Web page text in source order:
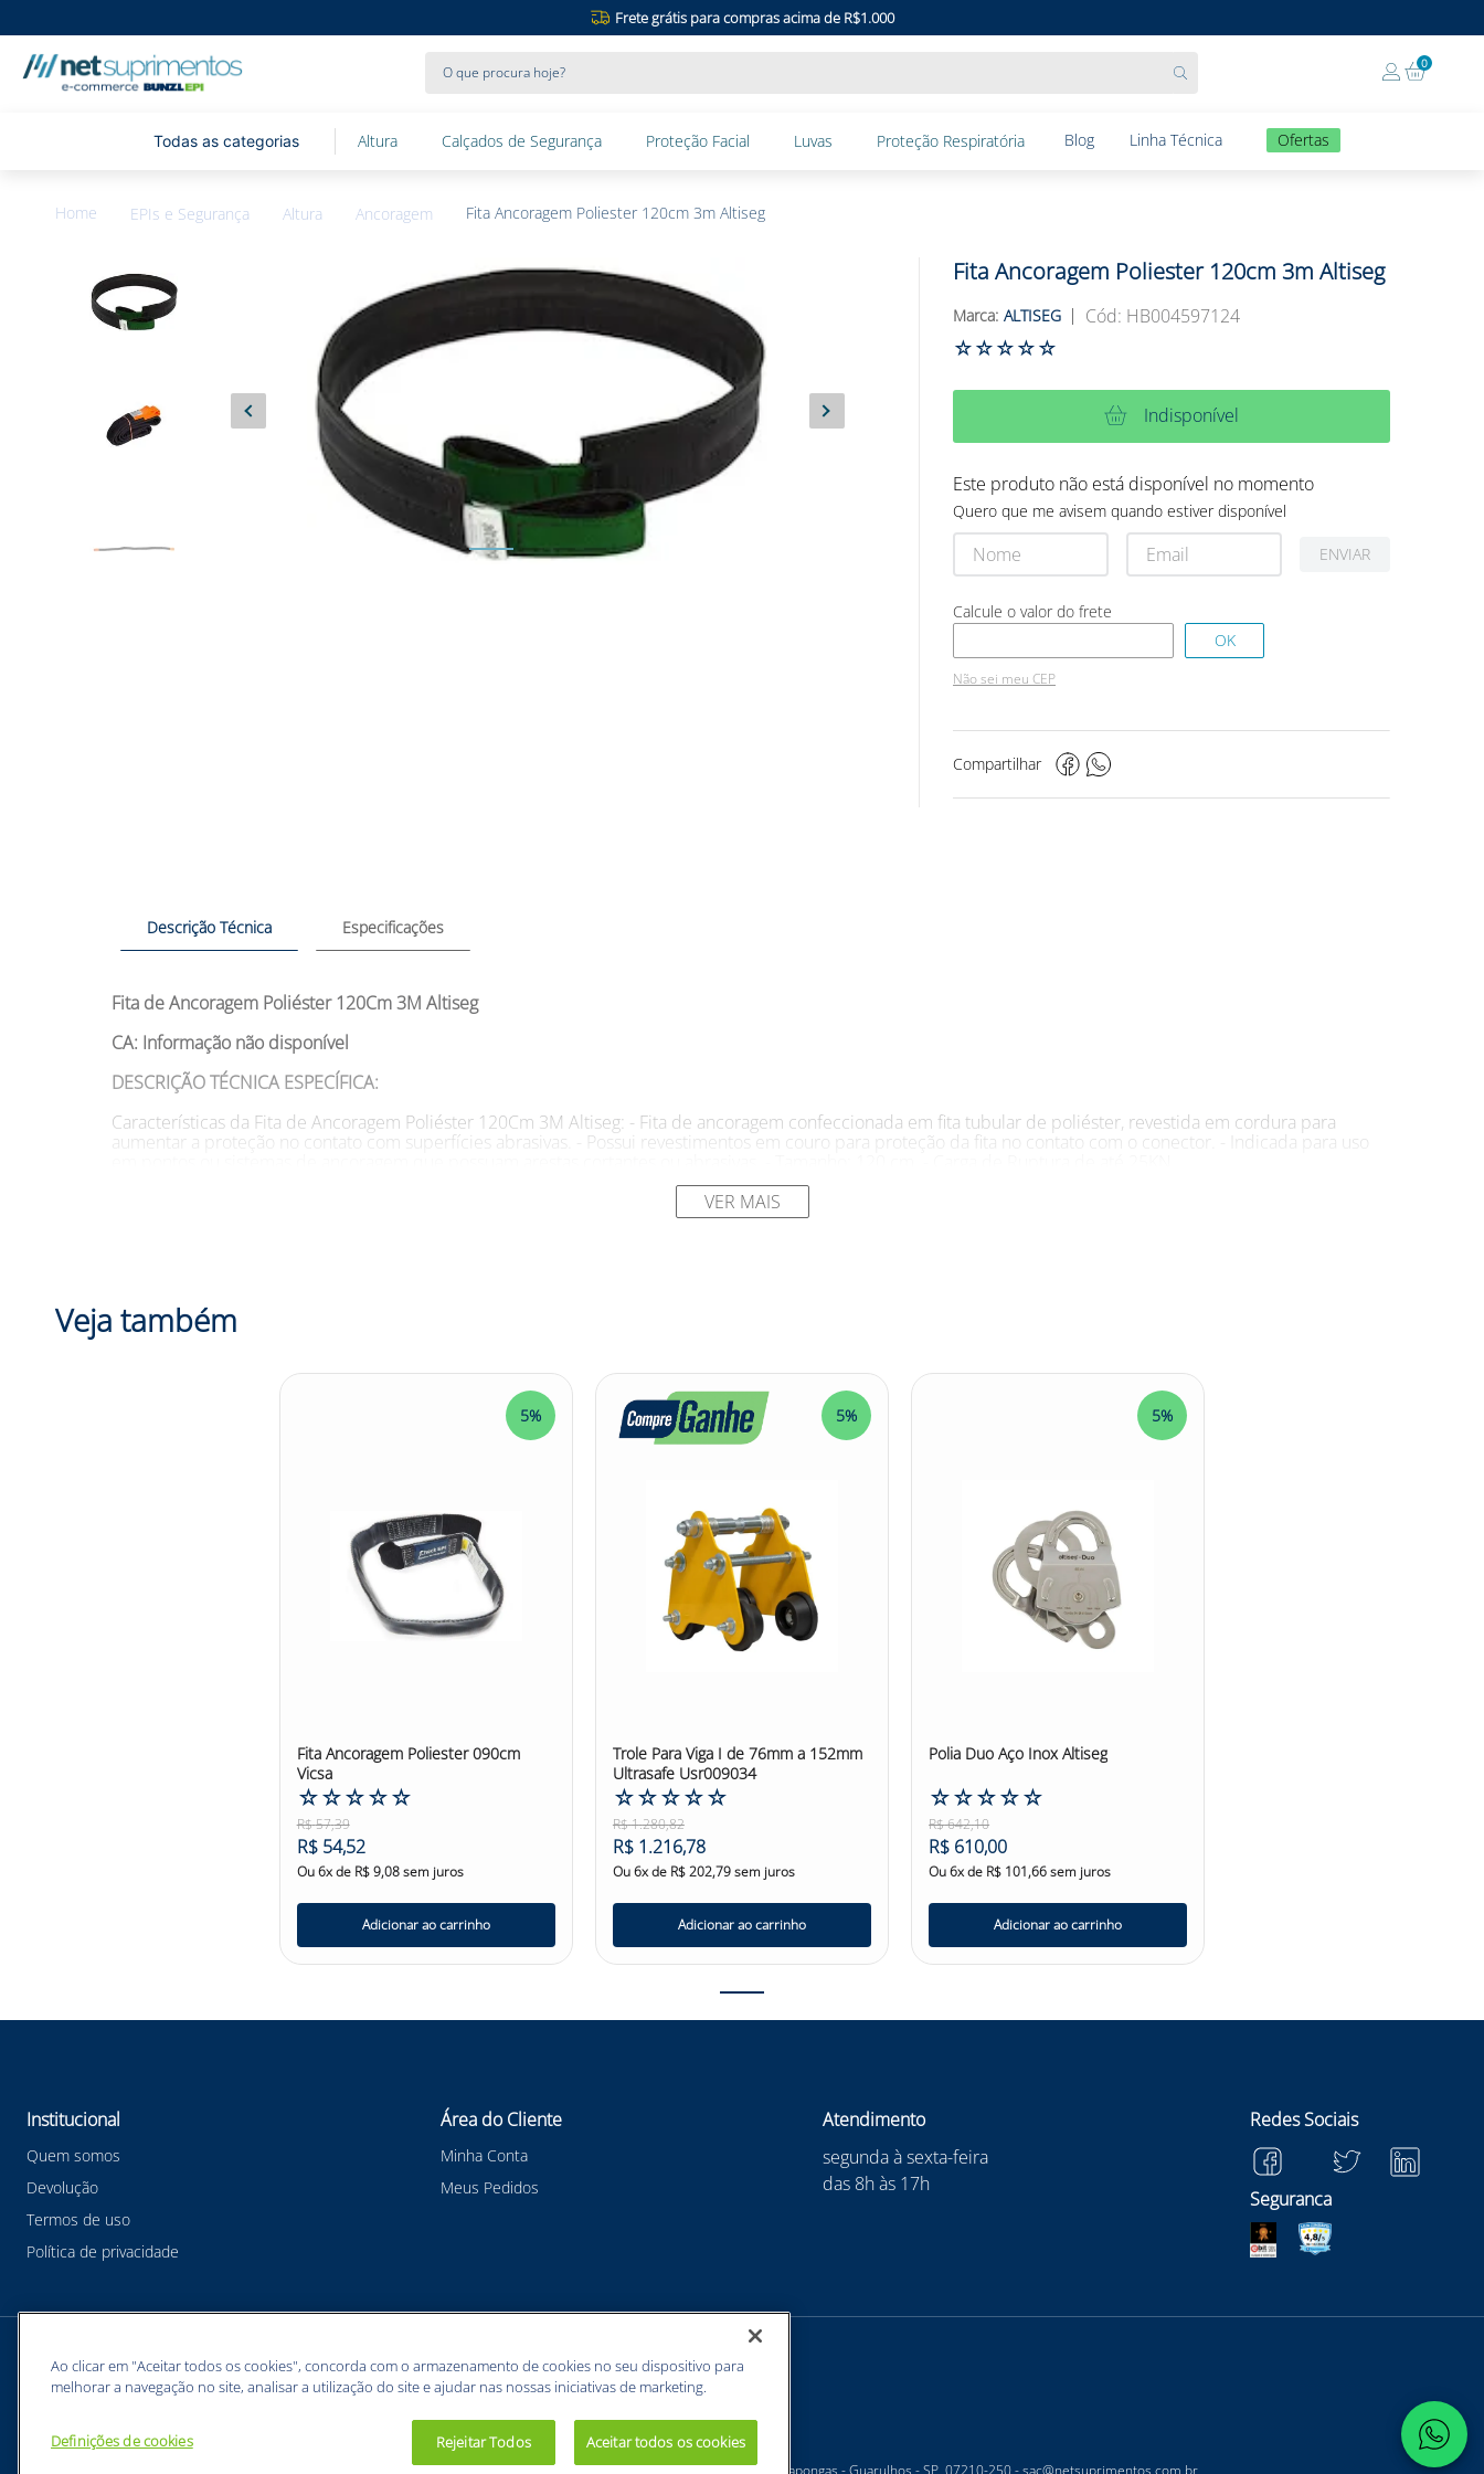
Frete grátis para compras acima de R$1.000
0
Altura Calçados de Segurança Proteção Facial Luvas Proteção Respiratória Blog Linha Técnica Ofertas
EPIs e Segurança Altura Ancoragem Fita Ancoragem Poliester 120cm 3m Altiseg
Fita Ancoragem Poliester 120cm 3m Altiseg
ALTISEG : HB004597124
☆☆☆☆☆
Indisponível
Este produto não está disponível no momento
Quero que me avisem quando estiver disponível
ENVIAR
Não sei meu CEP
Compartilhar
Descrição Técnica Especificações
Fita de Ancoragem Poliéster 120Cm 3M Altiseg
CA: Informação não disponível
DESCRIÇÃO TÉCNICA ESPECÍFICA:
Características da Fita de Ancoragem Poliéster 120Cm 3M Altiseg: - Fita de ancoragem confeccionada em fita tubular de poliéster, revestida em cordura para
aumentar a proteção no contato com superfícies abrasivas. - Possui revestimentos em couro para proteção da fita no contato com o conector. - Indicada para uso
INFORMAÇÕES ADICIONAIS:
A Fita de Ancoragem Poliéster 120Cm 3M Altiseg é um equipamento de segurança utilizado para instalação de ancoragens temporárias em diferentes atividades
uma ancoragem temporária confiável. Com uma carga de ruptura de até 25KN, a fita de ancoragem proporciona segurança durante o uso, garantindo a
resistência necessária para suportar as forças aplicadas. É importante utilizar a fita em pontos ou sistemas de ancoragem que possuam arestas cortantes ou
abrasivas, a fim de proteger a integridade da fita. A Fita de Ancoragem Poliéster 120Cm 3M Altiseg em poliéster é amplamente utilizada em atividades como
escalada, alpinismo, resgate, trabalhos em altura, manutenção de estruturas e acesso por corda. Ela oferece praticidade, segurança e confiabilidade na instalação
de ancoragens temporárias, facilitando o desempenho das tarefas realizadas nessas situações. Confira outras categorias de Fita de Ancoragem Poliéster 120Cm
3M Altiseg #FitaAncoragem #TrabalhoEmAltura #SegurançaNoTrabalho #AncoragemTemporária
VER MAIS
Veja também
5%
Fita Ancoragem Poliester 090cm
Vicsa
☆☆☆☆☆
R$57,39
R$ 54,52
Ou6x de R$9,08sem juros
Adicionar ao carrinho
5%
Trole Para Viga I de 76mm a 152mm
Ultrasafe Usr009034
☆☆☆☆☆
R$1.280,82
R$ 1.216,78
Ou6x de R$202,79sem juros
Adicionar ao carrinho
5%
Polia Duo Aço Inox Altiseg
☆☆☆☆☆
R$642,10
R$ 610,00
Ou6x de R$ 101,66sem juros
Adicionar ao carrinho
Institucional
Quem somos
Devolução
Termos de uso
Política de privacidade
Área do Cliente
Minha Conta
Meus Pedidos
Atendimento
segunda à sexta-feira
das 8h às 17h
Redes Sociais
Seguranca
Meios de pagamentos
BUNZL EQUIPAMENTOS PARA PROTEÇÃO INDIVIDUAL. - CNPJ: 43.854.777/0001-26 - Estrada Velha Guarulhos, 5135 - Jardim Arapongas - Guarulhos - SP, 07210-250 -sac@netsuprimentos.com.br
Ao clicar em "Aceitar todos os cookies", concorda com o armazenamento de cookies no seu dispositivo para
melhorar a navegação no site, analisar a utilização do site e ajudar nas nossas iniciativas de marketing.
Definições de cookies Rejeitar Todos Aceitar todos os cookies